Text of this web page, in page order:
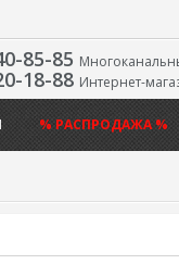
85-85
18-88 Интернет-
% РАСПРОДАЖА %